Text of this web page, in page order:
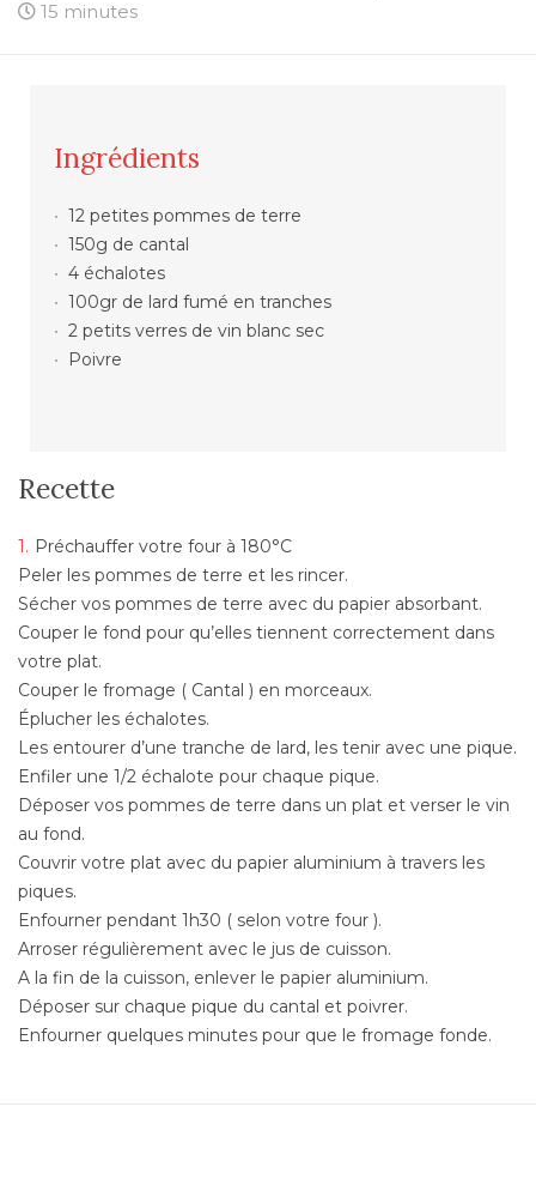
15 minutes
Ingrédients
12 petites pommes de terre
150g de cantal
4 échalotes
100gr de lard fumé en tranches
2 petits verres de vin blanc sec
Poivre
Recette
Préchauffer votre four à 180°C
Peler les pommes de terre et les rincer.
Sécher vos pommes de terre avec du papier absorbant.
Couper le fond pour qu’elles tiennent correctement dans
votre plat.
Couper le fromage ( Cantal ) en morceaux.
Éplucher les échalotes.
Les entourer d’une tranche de lard, les tenir avec une pique.
Enfiler une 1/2 échalote pour chaque pique.
Déposer vos pommes de terre dans un plat et verser le vin
au fond.
Couvrir votre plat avec du papier aluminium à travers les
piques.
Enfourner pendant 1h30 ( selon votre four ).
Arroser régulièrement avec le jus de cuisson.
A la fin de la cuisson, enlever le papier aluminium.
Déposer sur chaque pique du cantal et poivrer.
Enfourner quelques minutes pour que le fromage fonde.